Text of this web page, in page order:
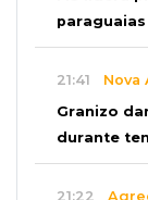
21:41 Nova
Granizo
durante
21:22